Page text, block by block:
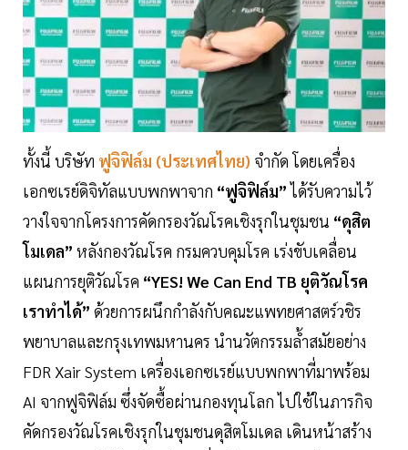
ทั้งนี้ บริษัท ฟูจิฟิล์ม (ประเทศไทย) จำกัด โดยเครื่อง
เอกซเรย์ดิจิทัลแบบพกพาจาก “ฟูจิฟิล์ม”ได้รับความไว้
วางใจจากโครงการคัดกรองวัณโรคเชิงรุกในชุมชน “ดุสิต
โมเดล” หลังกองวัณโรค กรมควบคุมโรค เร่งขับเคลื่อน
แผนการยุติวัณโรค “YES! We Can End TB ยุติวัณโรค
เราทำได้” ด้วยการผนึกกำลังกับคณะแพทยศาสตร์วชิร
พยาบาลและกรุงเทพมหานคร นำนวัตกรรมล้ำสมัยอย่าง
FDR Xair System เครื่องเอกซเรย์แบบพกพาที่มาพร้อม
AI จากฟูจิฟิล์ม ซึ่งจัดซื้อผ่านกองทุนโลก ไปใช้ในภารกิจ
คัดกรองวัณโรคเชิงรุกในชุมชนดุสิตโมเดล เดินหน้าสร้าง